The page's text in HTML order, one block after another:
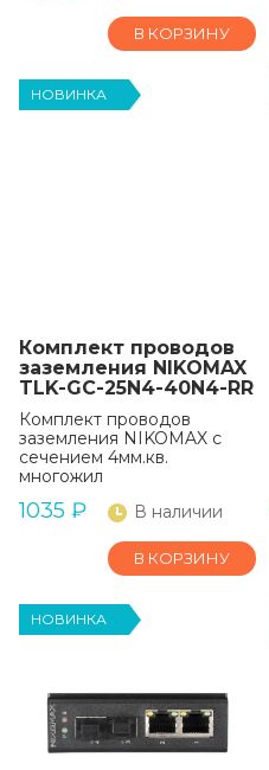
В КОРЗИНУ
НОВИНКА
Комплект проводов
заземления NIKOMAX
TLK-GC-25N4-40N4-RR
Комплект проводов
заземления NIKOMAX с
сечением 4мм.кв.
многожил
1035 ₽ В наличии
В КОРЗИНУ
НОВИНКА